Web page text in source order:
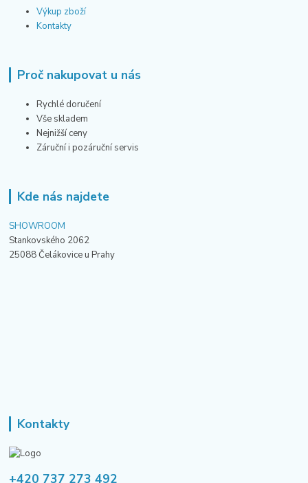
Výkup zboží
Kontakty
Proč nakupovat u nás
Rychlé doručení
Vše skladem
Nejnižší ceny
Záruční i pozáruční servis
Kde nás najdete
SHOWROOM
Stankovského 2062
25088 Čelákovice u Prahy
Kontakty
+420 737 273 492